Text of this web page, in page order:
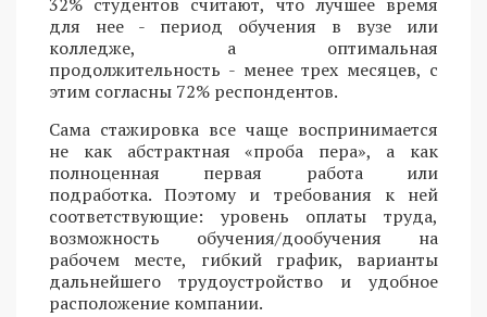
для нее - период обучения в вузе или
колледже, а оптимальная
продолжительность - менее трех месяцев, с
этим согласны 72% респондентов.
Сама стажировка все чаще воспринимается
не как абстрактная «проба пера», а как
полноценная первая работа или
подработка. Поэтому и требования к ней
соответствующие: уровень оплаты труда,
возможность обучения/дообучения на
рабочем месте, гибкий график, варианты
дальнейшего трудоустройство и удобное
расположение компании.